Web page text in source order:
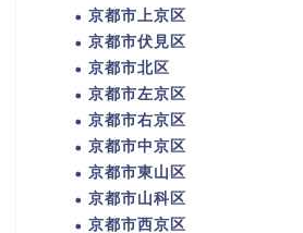
京都市上京区
京都市伏見区
京都市北区
京都市左京区
京都市右京区
京都市中京区
京都市東山区
京都市山科区
京都市西京区